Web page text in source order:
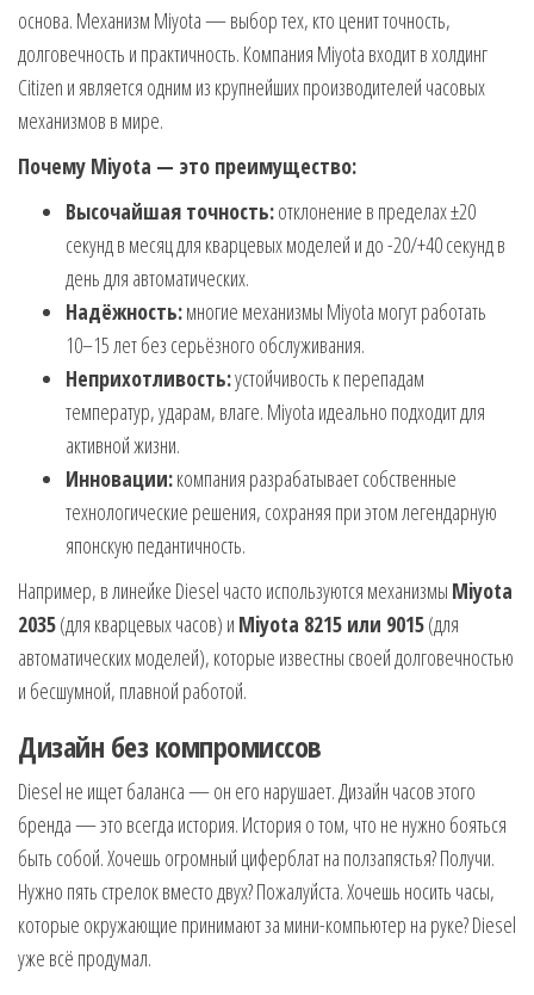
основа. Механизм Miyota — выбор тех, кто ценит точность,
долговечность и практичность. Компания Miyota входит в холдинг
Citizen и является одним из крупнейших производителей часовых
механизмов в мире.
Почему Miyota — это преимущество:
Высочайшая точность:отклонение в пределах ±20
секунд в месяц для кварцевых моделей и до -20/+40 секунд в
день для автоматических.
Надёжность:многие механизмы Miyota могут работать
10–15 лет без серьёзного обслуживания.
Неприхотливость:устойчивость к перепадам
температур, ударам, влаге. Miyota идеально подходит для
активной жизни.
Инновации:компания разрабатывает собственные
технологические решения, сохраняя при этом легендарную
японскую педантичность.
Например, в линейке Diesel часто используются механизмы Miyota
2035(для кварцевых часов) и Miyota 8215 или 9015(для
автоматических моделей), которые известны своей долговечностью
и бесшумной, плавной работой.
Дизайн без компромиссов
Diesel не ищет баланса — он его нарушает. Дизайн часов этого
бренда — это всегда история. История о том, что не нужно бояться
быть собой. Хочешь огромный циферблат на ползапястья? Получи.
Нужно пять стрелок вместо двух? Пожалуйста. Хочешь носить часы,
которые окружающие принимают за мини-компьютер на руке? Diesel
уже всё продумал.